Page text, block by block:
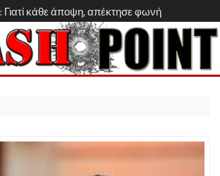
κάθε άποψη, απέκτησε φωνή
Skip